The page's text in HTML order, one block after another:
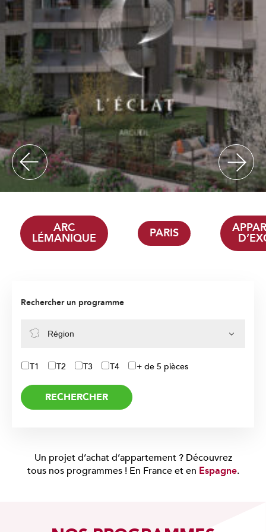
ARC
LÉMANIQUE PARIS
Rechercher un programme
T1 T2 T3 T4 + de 5 pièces
RECHERCHER
Un projet d’achat d’appartement ? Découvrez
tous nos programmes ! En France et en Espagne.